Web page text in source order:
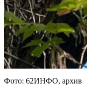
Фото: 62ИНФО, архив